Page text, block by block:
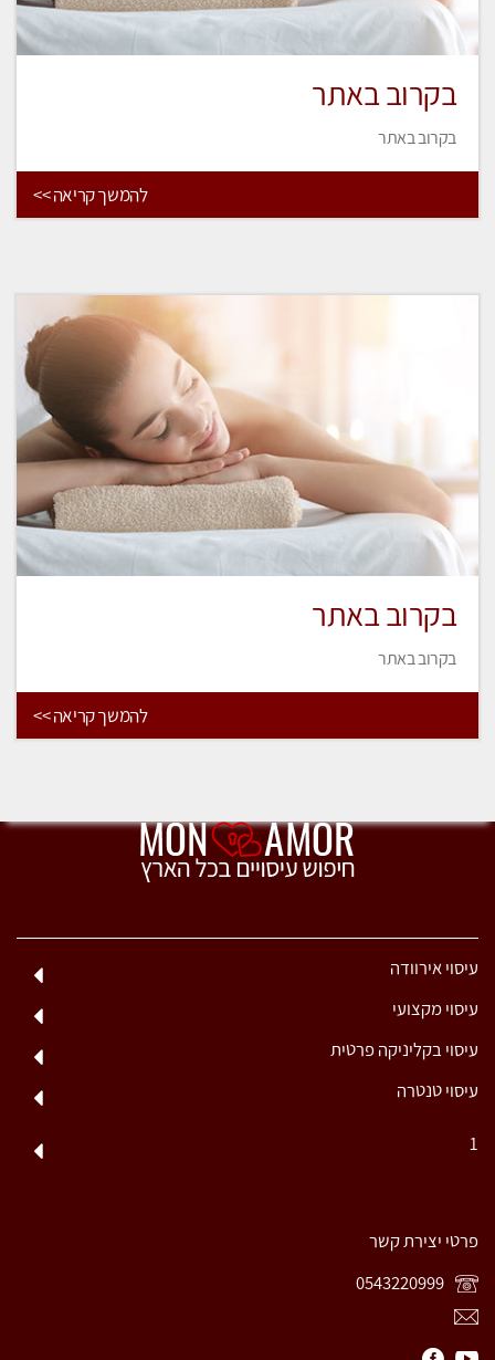
בקרוב באתר
בקרוב באתר
להמשך קריאה >>
בקרוב באתר
בקרוב באתר
להמשך קריאה >>
עיסוי אירוודה
עיסוי מקצועי
עיסוי בקליניקה פרטית
עיסוי טנטרה
1
פרטי יצירת קשר